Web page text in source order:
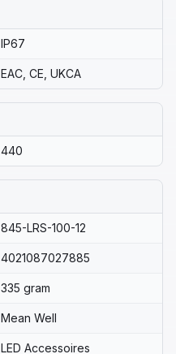
IP67
EAC, CE, UKCA
440
845-LRS-100-12
4021087027885
335 gram
Mean Well
LED Accessoires